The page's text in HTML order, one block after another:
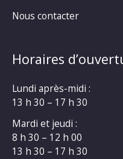
Nous contacter
Horaires
Lundi après-midi :
13 h 30 – 17 h 30
Mardi et jeudi :
8 h 30 – 12 h 00
13 h 30 – 17 h 30